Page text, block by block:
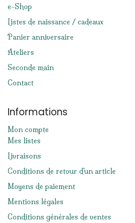
e-Shop
Listes de naissance / cadeaux
Panier anniversaire
Ateliers
Seconde main
Contact
Informations
Mon compte
Mes listes
Livraisons
Conditions de retour d'un article
Moyens de paiement
Mentions légales
Conditions générales de ventes